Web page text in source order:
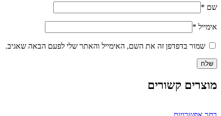
שם *
אימייל *
שמור בדפדפן זה את השם, האימייל והאתר שלי לפעם הבאה שאגיב.
מוצרים קשורים